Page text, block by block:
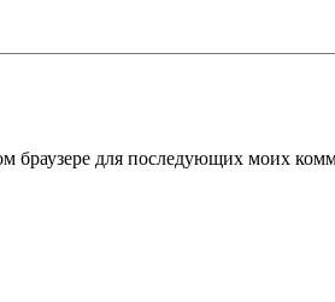
браузере для последующих моих